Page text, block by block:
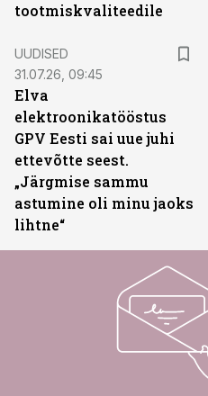
tootmiskvaliteedile
UUDISED
31.07.26, 09:45
Elva
elektroonikatööstus
GPV Eesti sai uue juhi
ettevõtte seest.
„Järgmise sammu
astumine oli minu jaoks
lihtne“